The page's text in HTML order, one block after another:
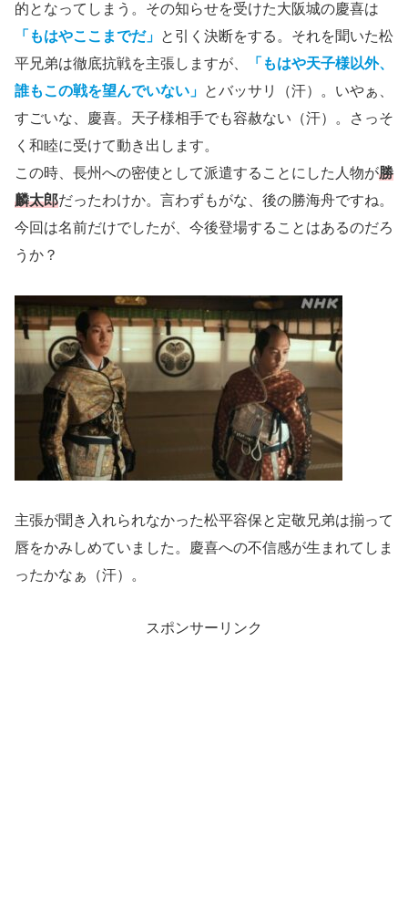
的となってしまう。その知らせを受けた大阪城の慶喜は
「もはやここまでだ」 と引く決断をする。それを聞いた松
平兄弟は徹底抗戦を主張しますが、
「もはや天子様以外、
誰もこの戦を望んでいない」 とバッサリ（汗）。いやぁ、
すごいな、慶喜。天子様相手でも容赦ない（汗）。さっそ
く和睦に受けて動き出します。
この時、長州への密使として派遣することにした人物が勝
麟太郎だったわけか。言わずもがな、後の勝海舟ですね。
今回は名前だけでしたが、今後登場することはあるのだろ
うか？
主張が聞き入れられなかった松平容保と定敬兄弟は揃って
唇をかみしめていました。慶喜への不信感が生まれてしま
ったかなぁ（汗）。
スポンサーリンク